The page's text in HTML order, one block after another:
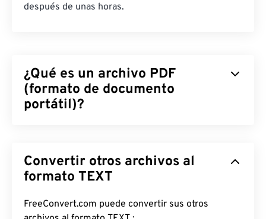
después de unas horas.
¿Qué es un archivo PDF
(formato de documento
portátil)?
características tanto de documentos de texto
como de imágenes gráficas, lo que lo convierte en
actualidad. La razón de su popularidad radica en
Convertir otros archivos al
formato TEXT
FreeConvert.com puede convertir sus otros